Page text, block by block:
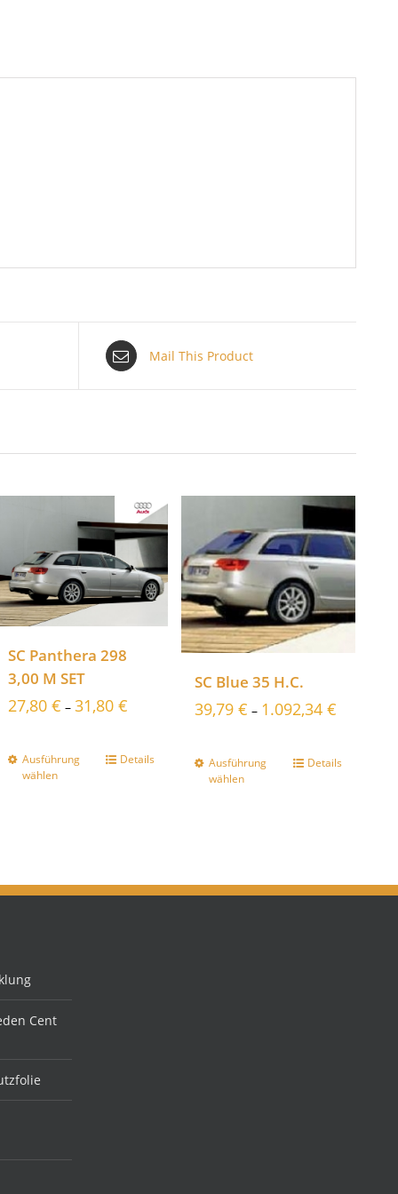
Mail This Product
SC Panthera 298
3,00 M SET
27,80 € – 31,80 €
Ausführung
wählen
Details
SC Blue 35 H.C.
39,79 € – 1.092,34 €
Ausführung
wählen
Details
Cent